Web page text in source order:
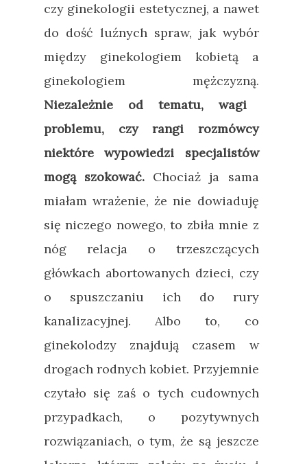
czy ginekologii estetycznej, a nawet
do dość luźnych spraw, jak wybór
między ginekologiem kobietą a
ginekologiem mężczyzną.
Niezależnie od tematu, wagi
problemu, czy rangi rozmówcy
niektóre wypowiedzi specjalistów
mogą szokować. Chociaż ja sama
miałam wrażenie, że nie dowiaduję
się niczego nowego, to zbiła mnie z
nóg relacja o trzeszczących
główkach abortowanych dzieci, czy
o spuszczaniu ich do rury
kanalizacyjnej. Albo to, co
ginekolodzy znajdują czasem w
drogach rodnych kobiet. Przyjemnie
czytało się zaś o tych cudownych
przypadkach, o pozytywnych
rozwiązaniach, o tym, że są jeszcze